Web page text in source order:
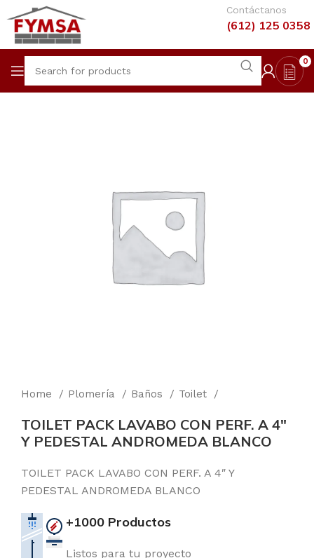
Contáctanos
(612) 125 0358
0
Home Plomería Baños Toilet
TOILET PACK LAVABO CON PERF. A 4″
Y PEDESTAL ANDROMEDA BLANCO
TOILET PACK LAVABO CON PERF. A 4″ Y
PEDESTAL ANDROMEDA BLANCO
+1000 Productos
Listos para tu proyecto